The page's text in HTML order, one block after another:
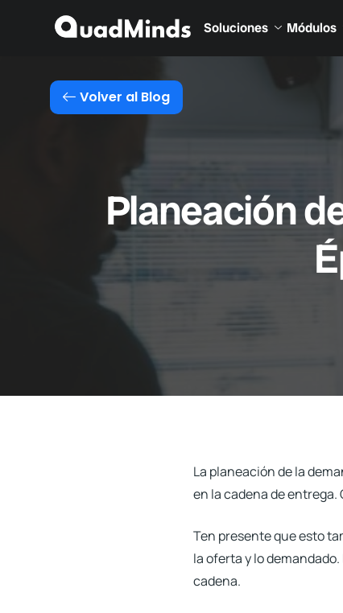
Soluciones Módulos
Volver al Blog
Planeación
La planeación de la
en la cadena de
Ten presente que esto
la oferta y lo
cadena.